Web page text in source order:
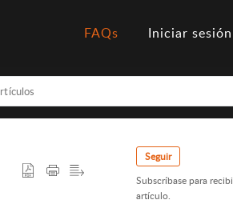
FAQs Iniciar sesión
Seguir
Subscríbase para
artículo.